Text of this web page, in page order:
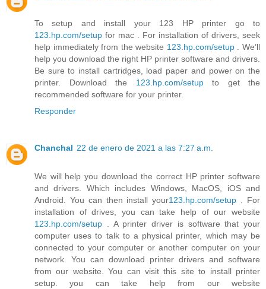
To setup and install your 123 HP printer go to
123.hp.com/setup for mac . For installation of drivers, seek
help immediately from the website 123.hp.com/setup. We’ll
help you download the right HP printer software and drivers.
Be sure to install cartridges, load paper and power on the
printer. Download the 123.hp.com/setupto get the
recommended software for your printer.
Responder
Chanchal 22 de enero de 2021 a las 7:27 a.m.
We will help you download the correct HP printer software
and drivers. Which includes Windows, MacOS, iOS and
Android. You can then install your123.hp.com/setup . For
installation of drives, you can take help of our website
123.hp.com/setup . A printer driver is software that your
computer uses to talk to a physical printer, which may be
connected to your computer or another computer on your
network. You can download printer drivers and software
from our website. You can visit this site to install printer
setup. you can take help from our website